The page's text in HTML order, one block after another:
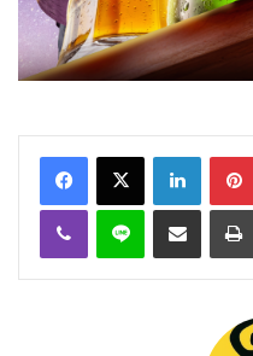
FacebookX Linkedin
Viber Ligne Partager par email